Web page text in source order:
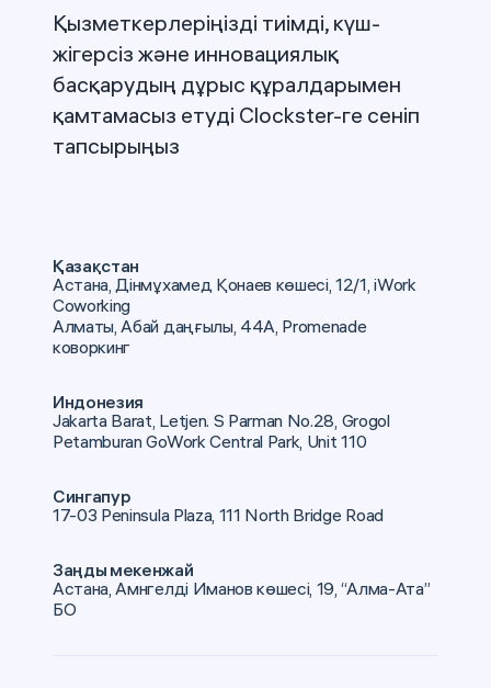
Қызметкерлеріңізді тиімді, күш-
жігерсіз және инновациялық
басқарудың дұрыс құралдарымен
қамтамасыз етуді Clockster-ге сеніп
тапсырыңыз
Қазақстан
Астана, Дінмұхамед Қонаев көшесі, 12/1, iWork
Coworking
Алматы, Абай даңғылы, 44А, Promenade
коворкинг
Индонезия
Jakarta Barat, Letjen. S Parman No.28, Grogol
Petamburan GoWork Central Park, Unit 110
Сингапур
17-03 Peninsula Plaza, 111 North Bridge Road
Заңды мекенжай
Астана, Амнгелді Иманов көшесі, 19, “Алма-Ата”
БО